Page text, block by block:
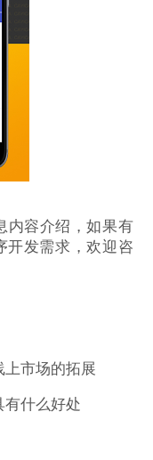
内容介绍，如果有
开发需求，欢迎咨
上市场的拓展
有什么好处